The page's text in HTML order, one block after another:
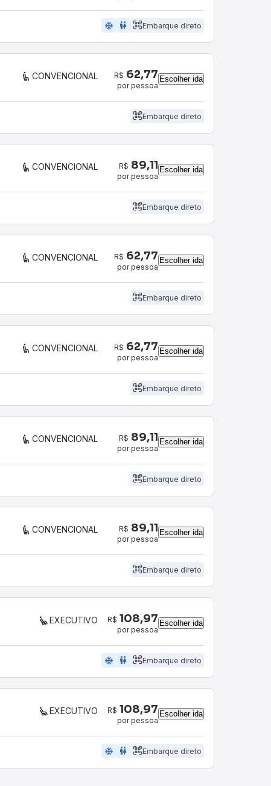
ac_unit wc Embarque direto
CONVENCIONAL R$ 62,77
por pessoa
Escolher ida
Embarque direto
CONVENCIONAL R$ 89,11
por pessoa
Escolher ida
Embarque direto
CONVENCIONAL R$ 62,77
por pessoa
Escolher ida
Embarque direto
CONVENCIONAL R$ 62,77
por pessoa
Escolher ida
Embarque direto
CONVENCIONAL R$ 89,11
por pessoa
Escolher ida
Embarque direto
CONVENCIONAL R$ 89,11
por pessoa
Escolher ida
Embarque direto
EXECUTIVO R$ 108,97
por pessoa
Escolher ida
ac_unit wc Embarque direto
EXECUTIVO R$ 108,97
por pessoa
Escolher ida
ac_unit wc Embarque direto